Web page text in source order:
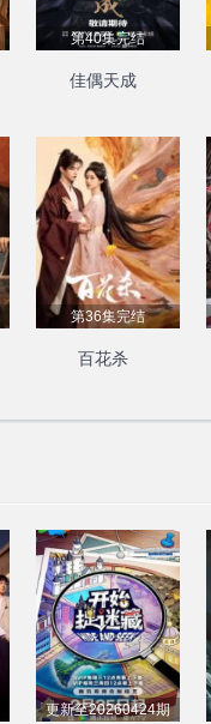
第40集完结
佳偶天成
第36集完结
百花杀
更新至20260424期